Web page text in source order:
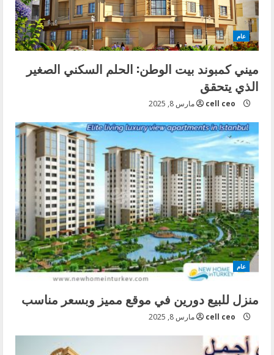
عام
ميني كمبوند بيت الوطن: الحلم السكني الصغير
الذي يتحقق
cell ceo مارس 8, 2025
عام
منزل للبيع دورين في موقع مميز وبسعر مناسب
cell ceo مارس 8, 2025